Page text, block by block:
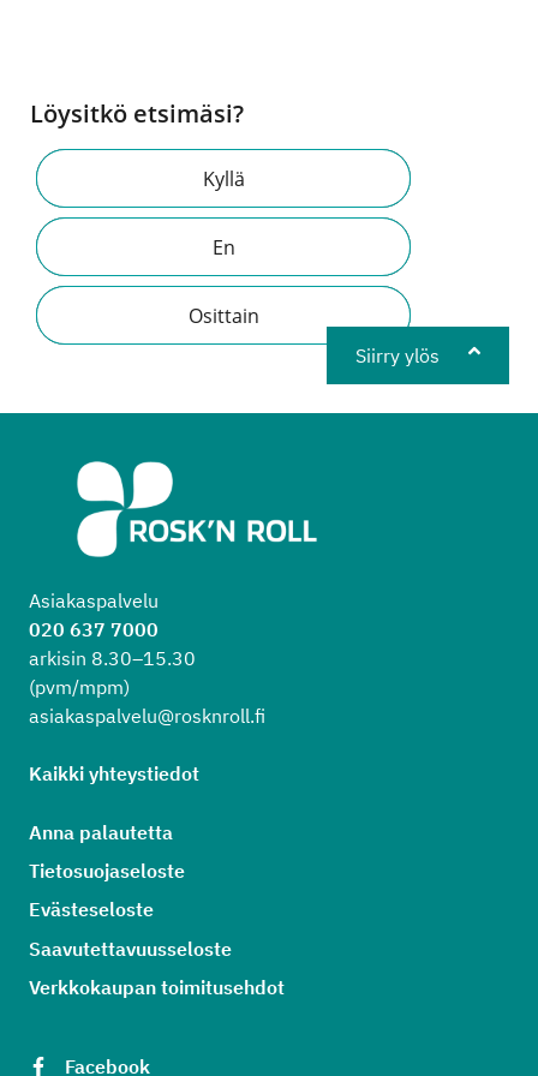
Löysitkö etsimäsi?
Kyllä
En
Osittain
Siirry ylös
Asiakaspalvelu
020 637 7000
arkisin 8.30–15.30
(pvm/mpm)
asiakaspalvelu@rosknroll.fi
Kaikki yhteystiedot
Anna palautetta
Tietosuojaseloste
Evästeseloste
Saavutettavuusseloste
Verkkokaupan toimitusehdot
Facebook